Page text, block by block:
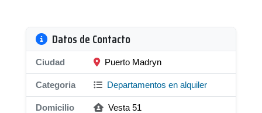
Datos de Contacto
Ciudad Puerto Madryn
Categoria Departamentos en alquiler
Domicilio Vesta 51